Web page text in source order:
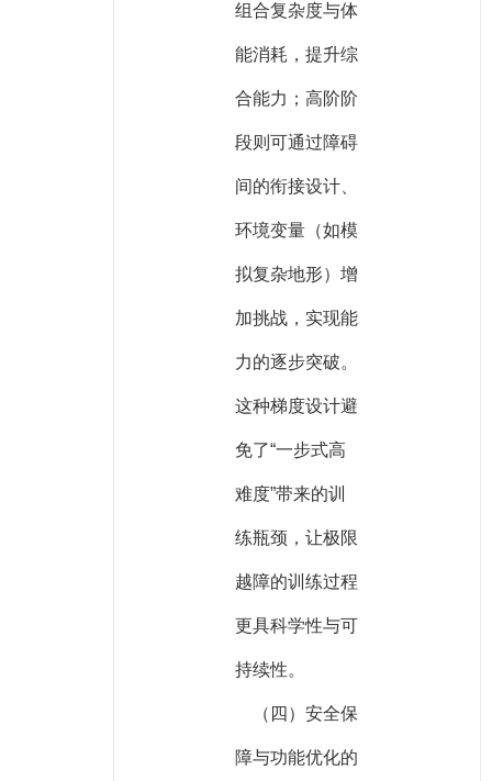
组合复杂度与体
能消耗，提升综
合能力；高阶阶
段则可通过障碍
间的衔接设计、
环境变量（如模
拟复杂地形）增
加挑战，实现能
力的逐步突破。
这种梯度设计避
免了“一步式高
难度”带来的训
练瓶颈，让极限
越障的训练过程
更具科学性与可
持续性。
（四）安全保
障与功能优化的